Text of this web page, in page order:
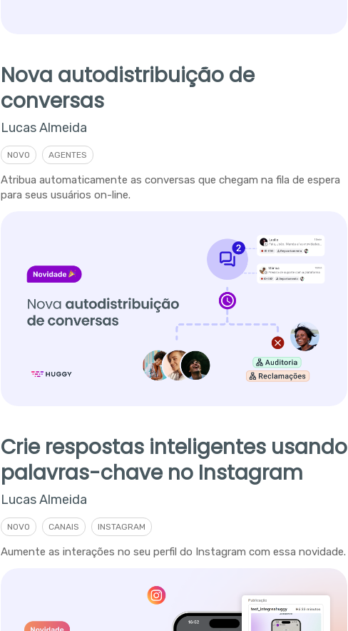
Nova autodistribuição de
conversas
Lucas Almeida
NOVO AGENTES
Atribua automaticamente as conversas que chegam na fila de espera
para seus usuários on-line.
Crie respostas inteligentes usando
palavras-chave no Instagram
Lucas Almeida
NOVO CANAIS INSTAGRAM
Aumente as interações no seu perfil do Instagram com essa novidade.